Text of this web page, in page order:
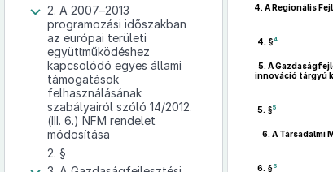
2. A 2007–2013
programozási időszakban
az európai területi
együttműködéshez
kapcsolódó egyes állami
támogatások
felhasználásának
szabályairól szóló 14/2012.
(III. 6.) NFM rendelet
módosítása
2. §
4. A Regionális
4. §4
5. A
innováció tárgyú
5. §5
6. A Társadalmi
6. §6